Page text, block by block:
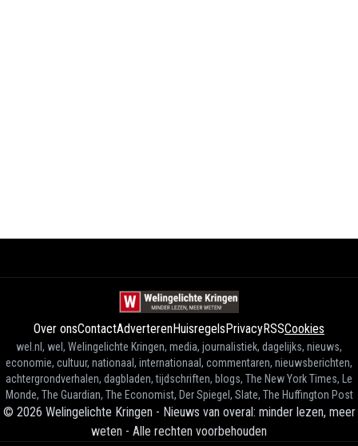
Over onsContactAdverterenHuisregelsPrivacyRSSCookies
wel.nl, wel, Welingelichte Kringen, media, journalistiek, dagelijks, nieuws,
economie, cultuur, nationaal, internationaal, commentaren, nieuwsberichten,
achtergrondverhalen, dagbladen, tijdschriften, blogs, The New York Times, Le
Monde, The Guardian, The Economist, Der Spiegel, Slate, The Huffington Post
© 2026 Welingelichte Kringen - Nieuws van overal: minder lezen, meer
weten - Alle rechten voorbehouden